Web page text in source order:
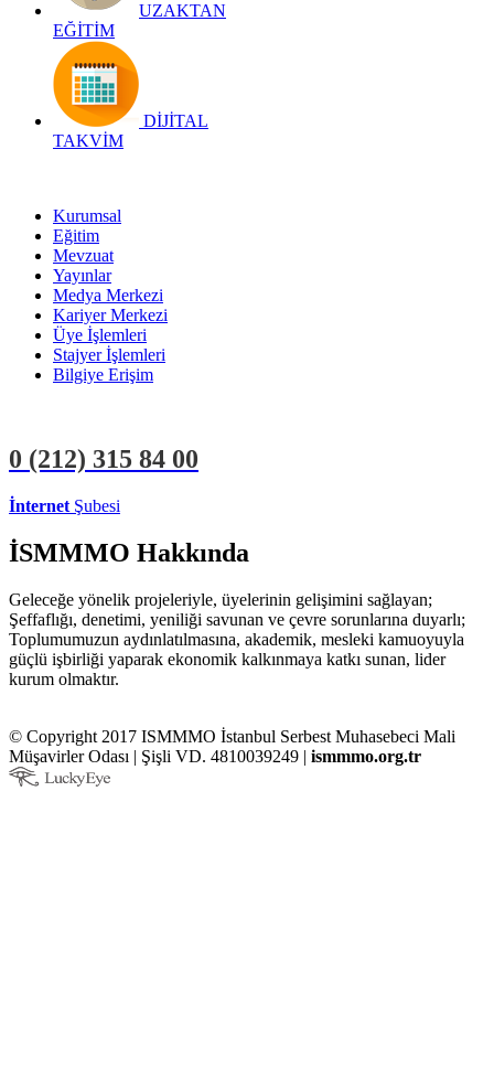
UZAKTAN
EĞİTİM
DİJİTAL
TAKVİM
Kurumsal
Eğitim
Mevzuat
Yayınlar
Medya Merkezi
Kariyer Merkezi
Üye İşlemleri
Stajyer İşlemleri
Bilgiye Erişim
0 (212) 315 84 00
İnternet Şubesi
İSMMMO Hakkında
Geleceğe yönelik projeleriyle, üyelerinin gelişimini sağlayan;
Şeffaflığı, denetimi, yeniliği savunan ve çevre sorunlarına duyarlı;
Toplumumuzun aydınlatılmasına, akademik, mesleki kamuoyuyla
güçlü işbirliği yaparak ekonomik kalkınmaya katkı sunan, lider
kurum olmaktır.
© Copyright 2017 ISMMMO İstanbul Serbest Muhasebeci Mali
Müşavirler Odası | Şişli VD. 4810039249 | ismmmo.org.tr